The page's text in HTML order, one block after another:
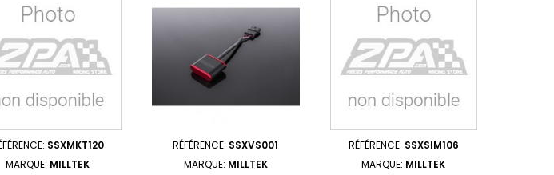
SSXMKT120
MARQUE: MILLTEK
RÉFÉRENCE: SSXVS001
MARQUE: MILLTEK
RÉFÉRENCE: SSXSIM106
MARQUE: MILLTEK